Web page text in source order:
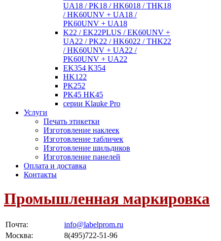
UA18 / PK18 / HK6018 / THK18
/ HK60UNV + UA18 /
PK60UNV + UA18
K22 / EK22PLUS / EK60UNV +
UA22 / PK22 / HK6022 / THK22
/ HK60UNV + UA22 /
PK60UNV + UA22
EK354 K354
HK122
PK252
PK45 HK45
серии Klauke Pro
Услуги
Печать этикетки
Изготовление наклеек
Изготовление табличек
Изготовление шильдиков
Изготовление панелей
Оплата и доставка
Контакты
Промышленная маркировка
Почта:
info@labelprom.ru
Москва: 8(495)722-51-96